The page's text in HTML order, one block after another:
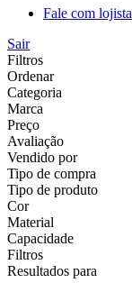
Fale com lojista
Sair
Filtros
Ordenar
Categoria
Marca
Preço
Avaliação
Vendido por
Tipo de compra
Tipo de produto
Cor
Material
Capacidade
Filtros
Resultados para